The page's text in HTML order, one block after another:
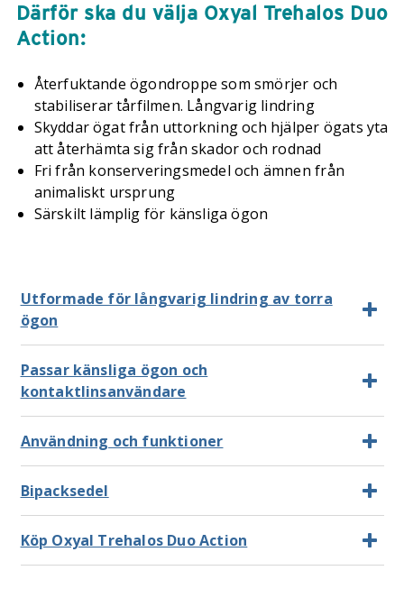
Därför ska du välja Oxyal Trehalos Duo
Action:
Återfuktande ögondroppe som smörjer och
stabiliserar tårfilmen. Långvarig lindring
Skyddar ögat från uttorkning och hjälper ögats yta
att återhämta sig från skador och rodnad
Fri från konserveringsmedel och ämnen från
animaliskt ursprung
Särskilt lämplig för känsliga ögon
Utformade för långvarig lindring av torra
ögon
Passar känsliga ögon och
kontaktlinsanvändare
Användning och funktioner
Bipacksedel
Köp Oxyal Trehalos Duo Action